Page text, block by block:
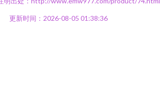
更新时间：2026-08-05 01:38:36